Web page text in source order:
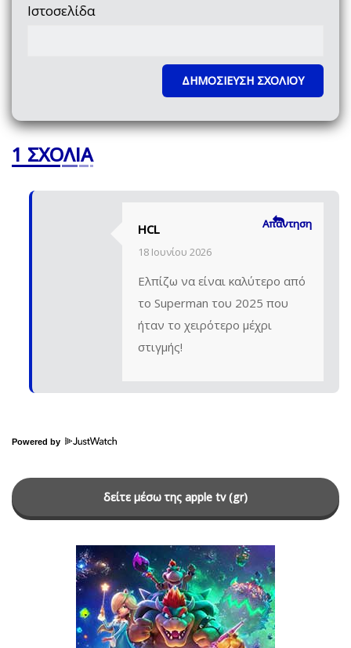
Ιστοσελίδα
1 ΣΧΌΛΙΑ
HCL
18 Ιουνίου 2026
Ελπίζω να είναι καλύτερο από
το Superman του 2025 που
ήταν το χειρότερο μέχρι
στιγμής!
Απάντηση
Powered by
δείτε μέσω της apple tv (gr)